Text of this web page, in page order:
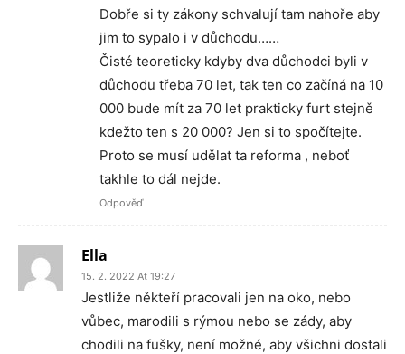
Dobře si ty zákony schvalují tam nahoře aby
jim to sypalo i v důchodu……
Čisté teoreticky kdyby dva důchodci byli v
důchodu třeba 70 let, tak ten co začíná na 10
000 bude mít za 70 let prakticky furt stejně
kdežto ten s 20 000? Jen si to spočítejte.
Proto se musí udělat ta reforma , neboť
takhle to dál nejde.
Odpověď
Ella
15. 2. 2022 At 19:27
Jestliže někteří pracovali jen na oko, nebo
vůbec, marodili s rýmou nebo se zády, aby
chodili na fušky, není možné, aby všichni dostali